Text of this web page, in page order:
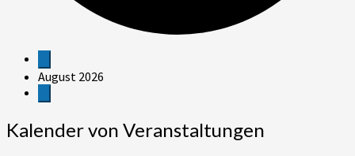
Veranstaltungen
August 2026
Kalender von Veranstaltungen